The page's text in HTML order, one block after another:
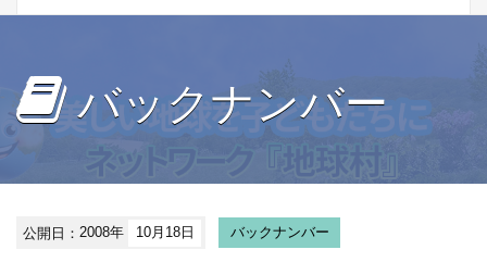
バックナンバー
公開日：2008年 10月18日 バックナンバー